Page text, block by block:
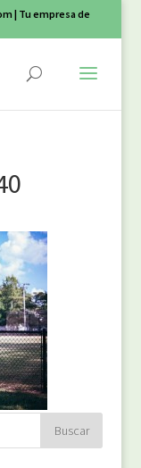
| Tu empresa de